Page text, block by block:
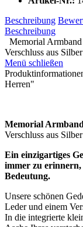
Beschreibung
Beschreibung
Memorial
Verschluss aus
Menü schließen
Herren"
Memorial Armband
Verschluss aus
Ein einzigartiges
immer zu erinnern,
Bedeutung.
Unsere schönen
Leder und einem
In die integrierte